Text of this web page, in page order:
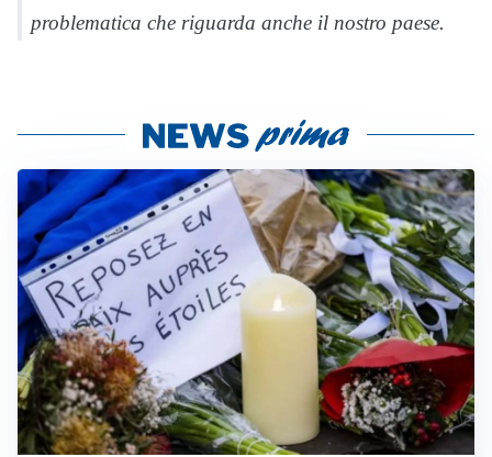
problematica che riguarda anche il nostro paese.